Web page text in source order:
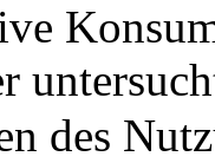
des